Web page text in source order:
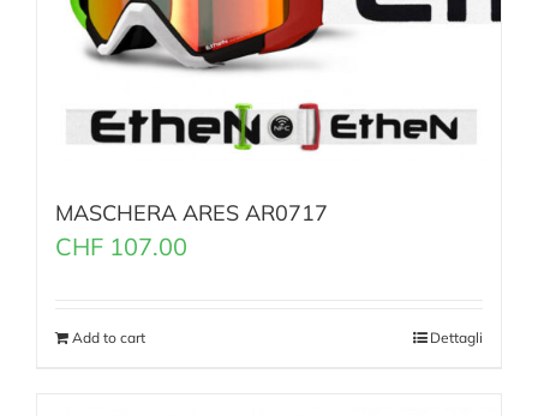
MASCHERA ARES AR0717
CHF 107.00
Add to cart Dettagli